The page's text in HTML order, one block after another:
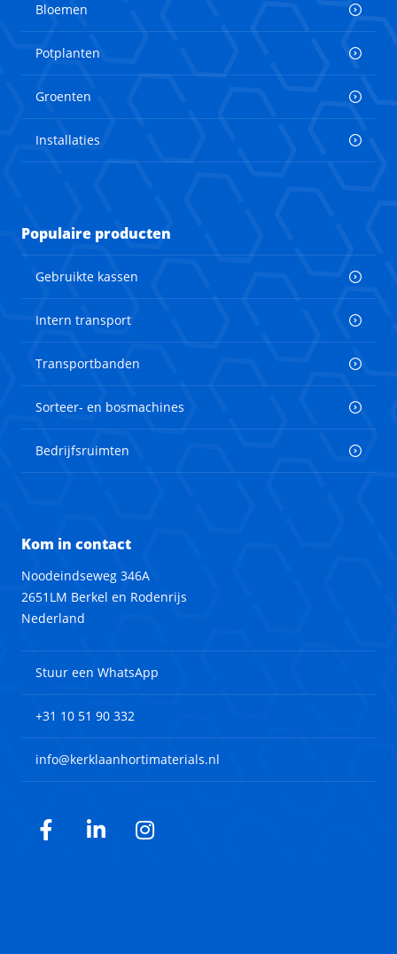
Bloemen
Potplanten
Groenten
Installaties
Populaire producten
Gebruikte kassen
Intern transport
Transportbanden
Sorteer- en bosmachines
Bedrijfsruimten
Kom in contact
Noodeindseweg 346A
2651LM Berkel en Rodenrijs
Nederland
Stuur een WhatsApp
+31 10 51 90 332
info@kerklaanhortimaterials.nl
Facebook
LinkedInInstagram